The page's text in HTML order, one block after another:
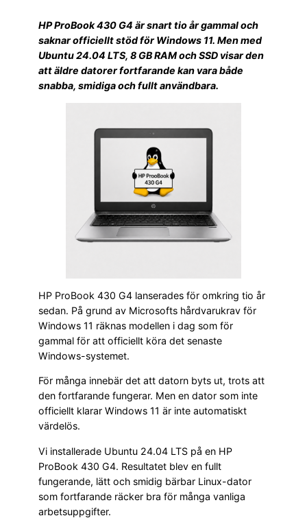
HP ProBook 430 G4 är snart tio år gammal och
saknar officiellt stöd för Windows 11. Men med
Ubuntu 24.04 LTS, 8 GB RAM och SSD visar den
att äldre datorer fortfarande kan vara både
snabba, smidiga och fullt användbara.
HP ProBook 430 G4 lanserades för omkring tio år
sedan. På grund av Microsofts hårdvarukrav för
Windows 11 räknas modellen i dag som för
gammal för att officiellt köra det senaste
Windows-systemet.
För många innebär det att datorn byts ut, trots att
den fortfarande fungerar. Men en dator som inte
officiellt klarar Windows 11 är inte automatiskt
värdelös.
Vi installerade Ubuntu 24.04 LTS på en HP
ProBook 430 G4. Resultatet blev en fullt
fungerande, lätt och smidig bärbar Linux-dator
som fortfarande räcker bra för många vanliga
arbetsuppgifter.